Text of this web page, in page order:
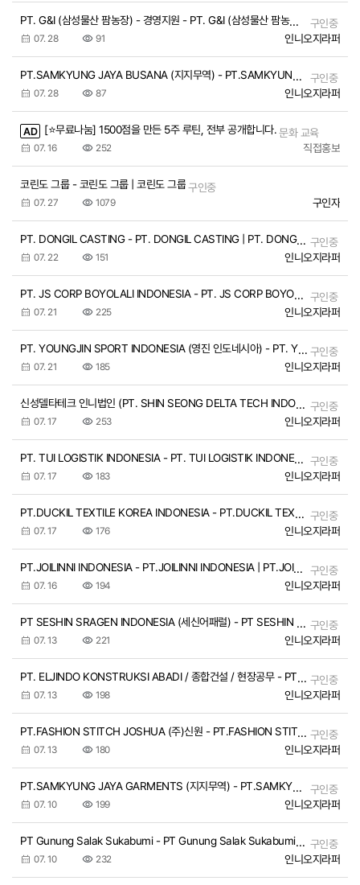
PT. G&I (삼성물산 팜농장) - 경영지원 - PT. G&I (삼성물산 팜농장) - 경영지원 | PT. G&I (삼성물산 팜농장) - 경영지원
구인중
인니오지라퍼
07. 28 91
PT.SAMKYUNG JAYA BUSANA (지지무역) - PT.SAMKYUNG JAYA BUSANA (지지무역) | PT.SAMKYUNG JAYA BUSANA (지지무역)
구인중
인니오지라퍼
07. 28 87
AD [⭐무료나눔] 1500점을 만든 5주 루틴, 전부 공개합니다.문화 교육
직접홍보
07. 16 252
코린도 그룹 - 코린도 그룹 | 코린도 그룹구인중
구인자
07. 27 1079
PT. DONGIL CASTING - PT. DONGIL CASTING | PT. DONGIL CASTING 구인중
인니오지라퍼
07. 22 151
PT. JS CORP BOYOLALI INDONESIA - PT. JS CORP BOYOLALI INDONESIA | PT. JS CORP BOYOLALI INDONESIA 구인중
인니오지라퍼
07. 21 225
PT. YOUNGJIN SPORT INDONESIA (영진 인도네시아) - PT. YOUNGJIN SPORT INDONESIA (영진 인도네시아) | PT. YOUNGJIN SPORT INDONESIA (영진 인도… 구인중
인니오지라퍼
07. 21 185
신성델타테크 인니법인 (PT. SHIN SEONG DELTA TECH INDONESIA) - 신성델타테크 인니법인 (PT. SHIN SEONG DELTA TECH INDONESIA) | 신성델타테크 인니법인 (PT. SHIN SEONG DELTA T… 구인중
인니오지라퍼
07. 17 253
PT. TUI LOGISTIK INDONESIA - PT. TUI LOGISTIK INDONESIA | PT. TUI LOGISTIK INDONESIA 구인중
인니오지라퍼
07. 17 183
PT.DUCKIL TEXTILE KOREA INDONESIA - PT.DUCKIL TEXTILE KOREA INDONESIA | PT.DUCKIL TEXTILE KOREA INDONESIA 구인중
인니오지라퍼
07. 17 176
PT.JOILINNI INDONESIA - PT.JOILINNI INDONESIA | PT.JOILINNI INDONESIA
구인중
인니오지라퍼
07. 16 194
PT SESHIN SRAGEN INDONESIA (세신어패럴) - PT SESHIN SRAGEN INDONESIA (세신어패럴) | PT SESHIN SRAGEN INDONESIA (세신어패럴) / 제조업(의류) 구인중
인니오지라퍼
07. 13 221
PT. ELJINDO KONSTRUKSI ABADI / 종합건설 / 현장공무 - PT. ELJINDO KONSTRUKSI ABADI / 종합건설 / 현장공무 | PT. ELJINDO KONSTRUKSI ABADI / 종합건설… 구인중
인니오지라퍼
07. 13 198
PT.FASHION STITCH JOSHUA (주)신원 - PT.FASHION STITCH JOSHUA (주)신원 | PT.FASHION STITCH JOSHUA (주)신원 구인중
인니오지라퍼
07. 13 180
PT.SAMKYUNG JAYA GARMENTS (지지무역) - PT.SAMKYUNG JAYA GARMENTS (지지무역) | PT.SAMKYUNG JAYA GARMENTS (지지무역)
구인중
인니오지라퍼
07. 10 199
PT Gunung Salak Sukabumi - PT Gunung Salak Sukabumi | PT Gunung Salak Sukabumi 구인중
인니오지라퍼
07. 10 232